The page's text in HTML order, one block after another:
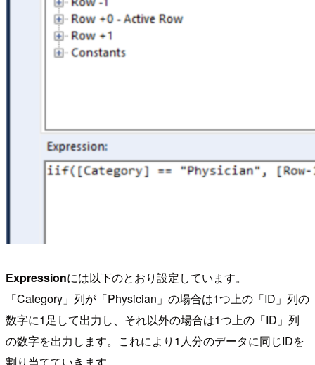
Expressionには以下のとおり設定しています。
「Category」列が「Physician」の場合は1つ上の「ID」列の
数字に1足して出力し、それ以外の場合は1つ上の「ID」列
の数字を出力します。これにより1人分のデータに同じIDを
割り当てていきます。